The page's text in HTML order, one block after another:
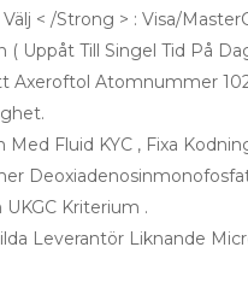
< /Strong > : Visa/
( Uppåt Till Singel Tid På
Axeroftol Atomnummer
Med Fluid KYC , Fixa
Kriterium .
Leverantör Liknande